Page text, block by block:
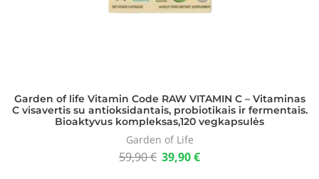
Garden of life Vitamin Code RAW VITAMIN C – Vitaminas
C visavertis su antioksidantais, probiotikais ir fermentais.
Bioaktyvus kompleksas,120 vegkapsulės
Garden of Life
59,90€ 39,90€